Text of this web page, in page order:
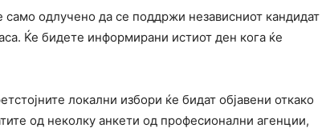
само одлучено да се поддржи независниот кандидат
Ќе бидете информирани истиот ден кога ќе
локални избори ќе бидат објавени откако
од неколку анкети од професионални агенции,